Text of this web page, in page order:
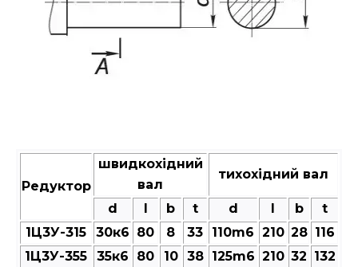
Редуктор
швидкохідний
вал
тихохідний вал
d l b t d l b
t
1Ц3У-315
30к6 80 8 33 110m6 210 28 116
1Ц3У-355
35к6 80 10 38 125m6 210 32 132